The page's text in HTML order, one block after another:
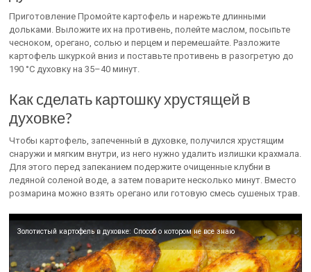
Приготовление Промойте картофель и нарежьте длинными
дольками. Выложите их на противень, полейте маслом, посыпьте
чесноком, орегано, солью и перцем и перемешайте. Разложите
картофель шкуркой вниз и поставьте противень в разогретую до
190 °C духовку на 35–40 минут.
Как сделать картошку хрустящей в
духовке?
Чтобы картофель, запеченный в духовке, получился хрустящим
снаружи и мягким внутри, из него нужно удалить излишки крахмала.
Для этого перед запеканием подержите очищенные клубни в
ледяной соленой воде, а затем поварите несколько минут. Вместо
розмарина можно взять орегано или готовую смесь сушеных трав.
Золотистый картофель в духовке: Способ о котором не все знаю